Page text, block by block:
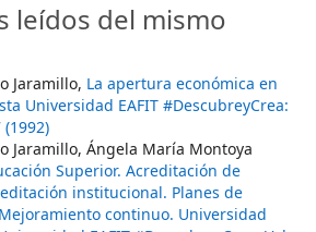
leídos del mismo
Jaramillo, La apertura económica en
Universidad EAFIT #DescubreyCrea:
Jaramillo, Ángela María Montoya
Superior. Acreditación de
institucional. Planes de
continuo. Universidad